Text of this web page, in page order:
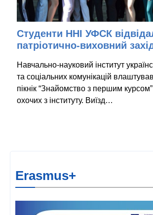
Студенти ННІ УФСК
патріотично-виховний
Навчально-науковий інститут
та соціальних комунікацій
пікнік “Знайомство з першим
охочих з інституту. Виїзд…
Erasmus+